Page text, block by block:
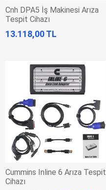
Cnh DPA5 İş Makinesi Arıza
Tespit Cihazı
13.118,00 TL
Cummins Inline 6 Arıza Tespit
Cihazı